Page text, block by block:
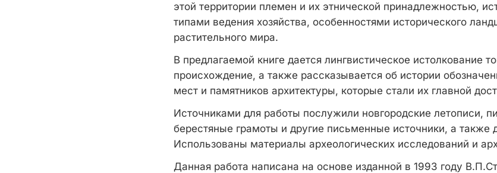
этой территории племен и их этнической принадлежностью,
типами ведения хозяйства, особенностями исторического
растительного мира.
В предлагаемой книге дается лингвистическое истолкование
происхождение, а также рассказывается об истории
мест и памятников архитектуры, которые стали их главной
Источниками для работы послужили новгородские летописи,
берестяные грамоты и другие письменные источники, а также
Использованы материалы археологических исследований и
Данная работа написана на основе изданной в 1993 году